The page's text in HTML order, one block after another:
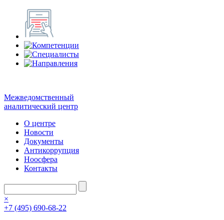
Межведомственный
аналитический центр
О центре
Новости
Документы
Антикоррупция
Ноосфера
Контакты
×
+7 (495) 690-68-22